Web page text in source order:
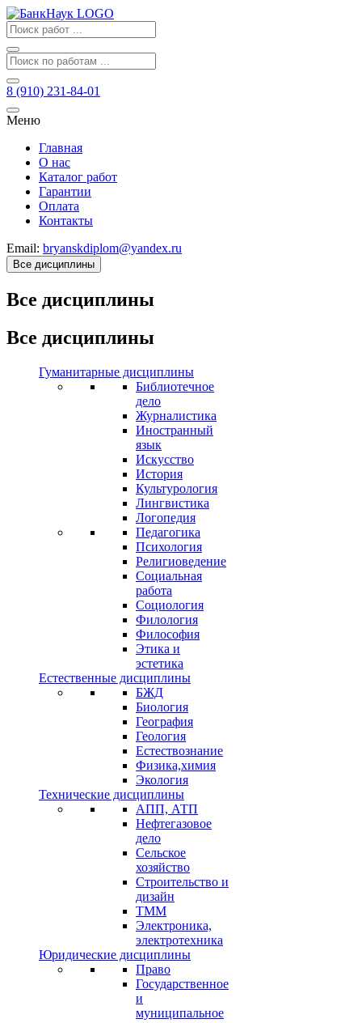
8 (910) 231-84-01
Меню
Главная
О нас
Каталог работ
Гарантии
Оплата
Контакты
Email: bryanskdiplom@yandex.ru
Все дисциплины
Все дисциплины
Все дисциплины
Гуманитарные дисциплины
Библиотечное
дело
Журналистика
Иностранный
язык
Искусство
История
Культурология
Лингвистика
Логопедия
Педагогика
Психология
Религиоведение
Социальная
работа
Социология
Филология
Философия
Этика и
эстетика
Естественные дисциплины
БЖД
Биология
География
Геология
Естествознание
Физика,химия
Экология
Технические дисциплины
АПП, АТП
Нефтегазовое
дело
Сельское
хозяйство
Строительство и
дизайн
ТММ
Электроника,
электротехника
Юридические дисциплины
Право
Государственное
и
муниципальное